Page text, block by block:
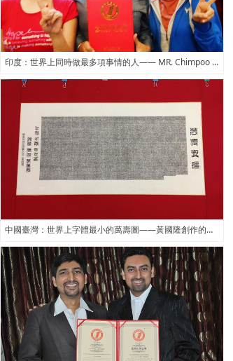
印度：世界上同時做最多項事情的人—— MR. Chimpoo Singh Oberoi
中國臺灣：世界上字體最小的萬壽圖——黃國隆創作的蠅頭小篆《萬壽圖》